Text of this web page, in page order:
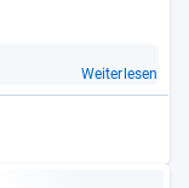
Weiterlesen